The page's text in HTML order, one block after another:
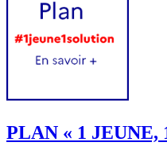
PLAN « 1 JEUNE,